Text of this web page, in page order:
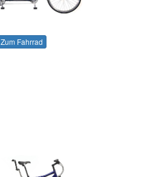
Zum Fahrrad